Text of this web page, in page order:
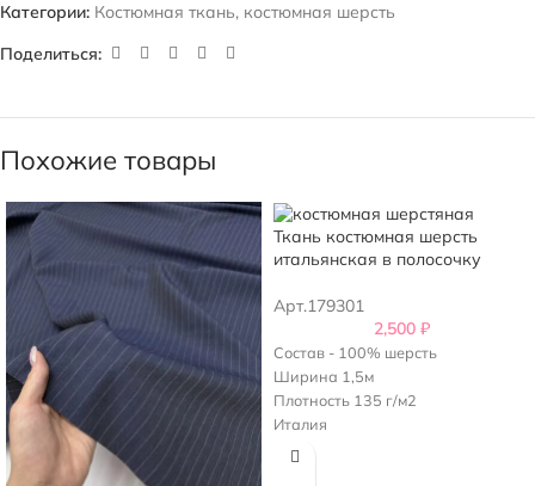
Категории: Костюмная ткань, костюмная шерсть
Поделиться:
Похожие товары
Ткань костюмная шерсть
итальянская в полосочку
Арт.179301
2,500 ₽
Состав - 100% шерсть
Ширина 1,5м
Плотность 135 г/м2
Италия